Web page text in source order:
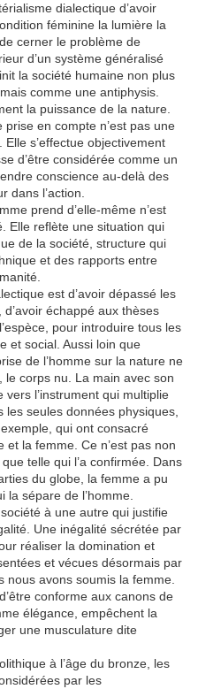
dialectique d’avoir
féminine la lumière la
cerner le problème de
d’un système généralisé
la société humaine non plus
comme une antiphysis.
la puissance de la nature.
en compte n’est pas une
s’effectue objectivement
d’être considérée comme un
conscience au-delà des
dans l’action.
prend d’elle-même n’est
Elle reflète une situation qui
de la société, structure qui
et des rapports entre
est d’avoir dépassé les
échappé aux thèses
pour introduire tous les
et social. Aussi loin que
de l’homme sur la nature ne
le corps nu. La main avec son
l’instrument qui multiplie
seules données physiques,
qui ont consacré
et la femme. Ce n’est pas non
telle qui l’a confirmée. Dans
du globe, la femme a pu
sépare de l’homme.
à une autre qui justifie
Une inégalité sécrétée par
réaliser la domination et
et vécues désormais par
nous avons soumis la femme.
conforme aux canons de
élégance, empêchent la
une musculature dite
à l’âge du bronze, les
par les